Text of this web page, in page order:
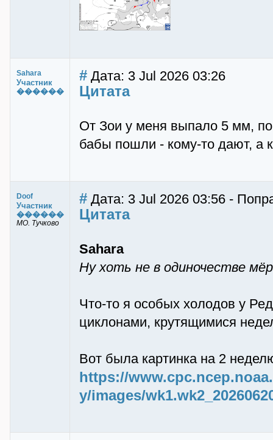
Sahara
Участник
������
# Дата: 3 Jul 2026 03:26
Цитата
От Зои у меня выпало 5 мм,
бабы пошли - кому-то дают, а
Doof
Участник
������
МО. Тучково
# Дата: 3 Jul 2026 03:56 -
Цитата
Sahara
Ну хоть не в одиночестве
Что-то я особых холодов у
циклонами, крутящимися
Вот была картинка на 2
https://
y/images/